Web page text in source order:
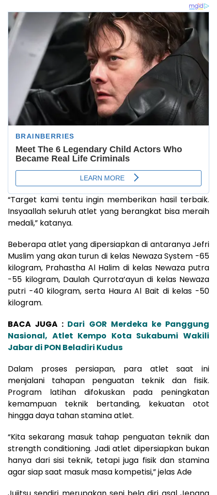
“Target kami tentu ingin memberikan hasil terbaik.
Insyaallah seluruh atlet yang berangkat bisa meraih
medali,” katanya.
Beberapa atlet yang dipersiapkan di antaranya Jefri
Muslim yang akan turun di kelas Newaza System -65
kilogram, Prahastha Al Halim di kelas Newaza putra
-55 kilogram, Daulah Qurrota’ayun di kelas Newaza
putri -40 kilogram, serta Haura Al Bait di kelas -50
kilogram.
BACA JUGA : Dari GOR Merdeka ke Panggung
Nasional, Atlet Kempo Kota Sukabumi Wakili
Jabar di PON Beladiri Kudus
Dalam proses persiapan, para atlet saat ini
menjalani tahapan penguatan teknik dan fisik.
Program latihan difokuskan pada peningkatan
kemampuan teknik bertanding, kekuatan otot
hingga daya tahan stamina atlet.
“Kita sekarang masuk tahap penguatan teknik dan
strength conditioning. Jadi atlet dipersiapkan bukan
hanya dari sisi teknik, tetapi juga fisik dan stamina
agar siap saat masuk masa kompetisi,” jelas Ade